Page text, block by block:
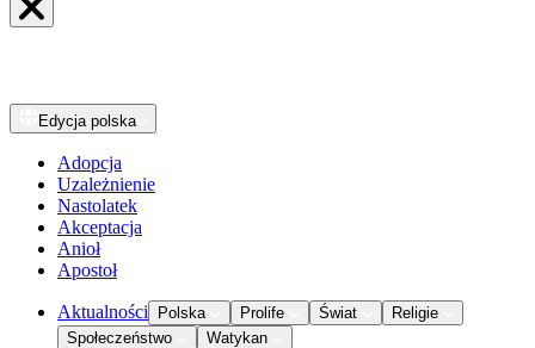
Edycja polska
Adopcja
Uzależnienie
Nastolatek
Akceptacja
Anioł
Apostoł
Aktualności Polska Prolife Świat
Religie
Społeczeństwo
Watykan